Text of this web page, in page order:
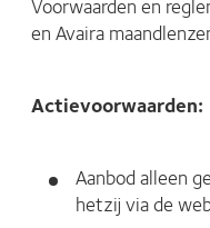
en Avaira
Actievoorwaarden:
Aanbod alleen
hetzij via de